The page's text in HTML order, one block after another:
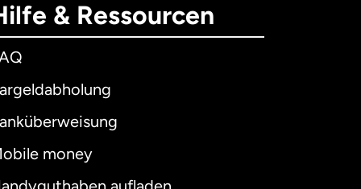
& Ressourcen
money